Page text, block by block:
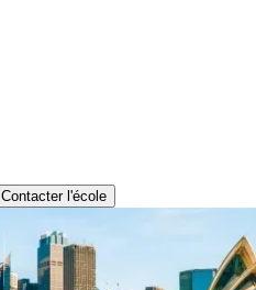
Contacter l'école